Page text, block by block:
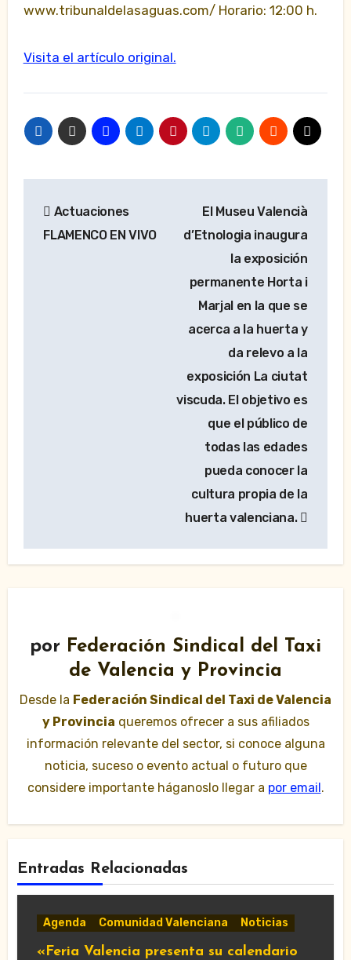
www.tribunaldelasaguas.com/ Horario: 12:00 h.
Visita el artículo original.
de
Actuaciones
FLAMENCO EN VIVO
El Museu Valencià
d’Etnologia inaugura
la exposición
permanente Horta i
Marjal en la que se
acerca a la huerta y
da relevo a la
exposición La ciutat
viscuda. El objetivo es
que el público de
todas las edades
pueda conocer la
cultura propia de la
huerta valenciana.
por Federación Sindical del Taxi
de Valencia y Provincia
Desde la Federación Sindical del Taxi de Valencia
y Provincia queremos ofrecer a sus afiliados
información relevante del sector, si conoce alguna
noticia, suceso o evento actual o futuro que
considere importante háganoslo llegar a por email.
Entradas Relacionadas
Agenda Comunidad Valenciana Noticias
«Feria Valencia presenta su calendario